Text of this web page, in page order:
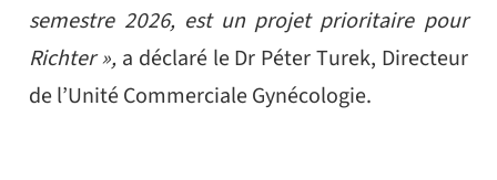
semestre 2026, est un projet prioritaire pour
Richter », a déclaré le Dr Péter Turek, Directeur
de l’Unité Commerciale Gynécologie.